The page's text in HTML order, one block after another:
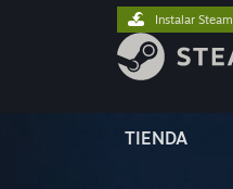
TIENDA
Instalar Steam